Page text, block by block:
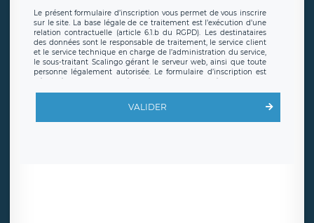
Le présent formulaire d’inscription vous permet de vous inscrire
sur le site. La base légale de ce traitement est l’exécution d’une
relation contractuelle (article 6.1.b du RGPD). Les destinataires
des données sont le responsable de traitement, le service client
et le service technique en charge de l’administration du service,
le sous-traitant Scalingo gérant le serveur web, ainsi que toute
personne légalement autorisée. Le formulaire d’inscription est
offrant desclauses de protection conformes au RGPD. Les
en sollicite la suppression, étant entendu que vous pouvez
demander la suppression de vos données et retirer votre
VALIDER